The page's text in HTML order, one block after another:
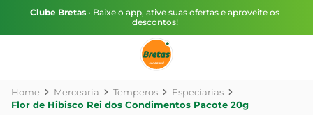
Clube Bretas • Baixe o app, ative suas ofertas e aproveite os
descontos!
Mercearia Temperos
Especiarias
Flor de Hibisco Rei dos Condimentos Pacote 20g